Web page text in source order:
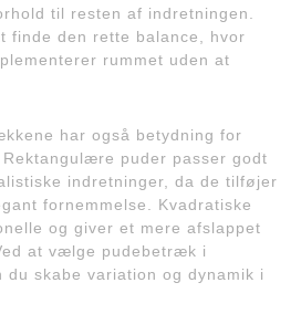
til resten af indretningen.
finde den rette balance, hvor
rummet uden at
har også betydning for
puder passer godt
indretninger, da de tilføjer
fornemmelse. Kvadratiske
og giver et mere afslappet
at vælge pudebetræk i
skabe variation og dynamik i